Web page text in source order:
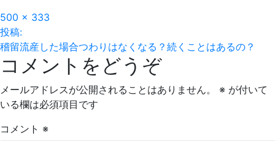
フ
ル
サ
イ
ズ
500 × 333
投
稿
ナ
ビ
ゲ
投稿:
稽留流産した場合つわりはなくなる？続くことはあるの？
コメントをどうぞ
メールアドレスが公開されることはありません。 ※ が付いて
いる欄は必須項目です
コメント ※